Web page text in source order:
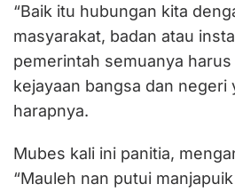
“Baik itu hubungan kita
masyarakat, badan atau
pemerintah semuanya
kejayaan bangsa dan negeri
harapnya.
Mubes kali ini panitia,
“Mauleh nan putui